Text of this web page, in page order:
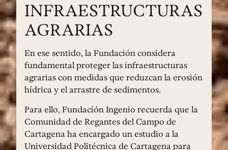
INFRAESTRUCTURAS
AGRARIAS
En ese sentido, la Fundación considera
fundamental proteger las infraestructuras
agrarias con medidas que reduzcan la erosión
hídrica y el arrastre de sedimentos.
Para ello, Fundación Ingenio recuerda que la
Comunidad de Regantes del Campo de
Cartagena ha encargado un estudio a la
Universidad Politécnica de Cartagena para